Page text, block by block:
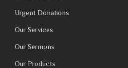
Urgent Donations
Our Services
Our Sermons
Our Products